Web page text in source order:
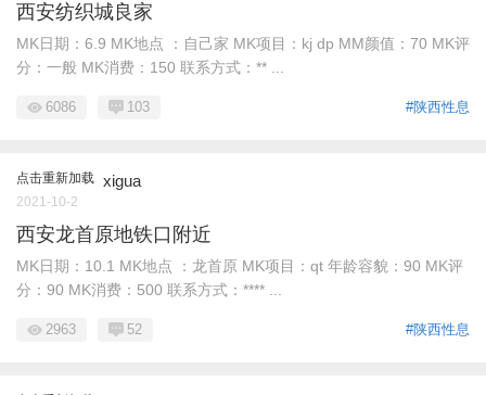
西安纺织城良家
MK日期：6.9 MK地点 ：自己家 MK项目：kj dp MM颜值：70 MK评
分：一般 MK消费：150 联系方式：** ...
#陕西性息
6086 103
点击重新加载 xigua
2021-10-2
西安龙首原地铁口附近
MK日期：10.1 MK地点 ：龙首原 MK项目：qt 年龄容貌：90 MK评
分：90 MK消费：500 联系方式：**** ...
#陕西性息
2963 52